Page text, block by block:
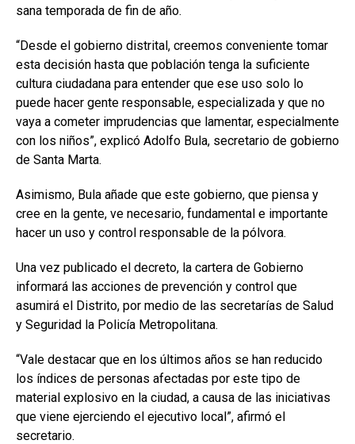
sana temporada de fin de año.
“Desde el gobierno distrital, creemos conveniente tomar
esta decisión hasta que población tenga la suficiente
cultura ciudadana para entender que ese uso solo lo
puede hacer gente responsable, especializada y que no
vaya a cometer imprudencias que lamentar, especialmente
con los niños”, explicó Adolfo Bula, secretario de gobierno
de Santa Marta.
Asimismo, Bula añade que este gobierno, que piensa y
cree en la gente, ve necesario, fundamental e importante
hacer un uso y control responsable de la pólvora.
Una vez publicado el decreto, la cartera de Gobierno
informará las acciones de prevención y control que
asumirá el Distrito, por medio de las secretarías de Salud
y Seguridad la Policía Metropolitana.
“Vale destacar que en los últimos años se han reducido
los índices de personas afectadas por este tipo de
material explosivo en la ciudad, a causa de las iniciativas
que viene ejerciendo el ejecutivo local”, afirmó el
secretario.